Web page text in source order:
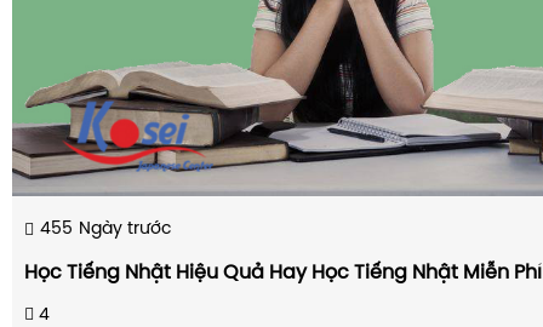
455 Ngày trước
Học Tiếng Nhật Hiệu Quả Hay Học Tiếng Nhật Miễn Phí
4